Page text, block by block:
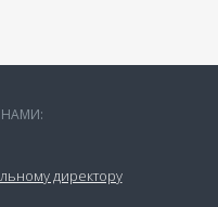
директору